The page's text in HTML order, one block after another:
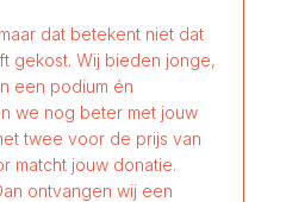
dat betekent niet dat
gekost. Wij bieden jonge,
een podium én
we nog beter met jouw
twee voor de prijs van
matcht jouw donatie.
ontvangen wij een